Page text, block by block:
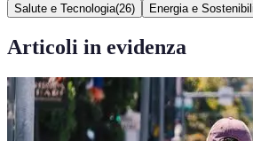
Salute e Tecnologia(26) Energia e
Articoli in evidenza